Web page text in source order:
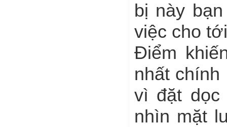
bị này
việc cho
Điểm
nhất
vì đặt dọc
nhìn mặt